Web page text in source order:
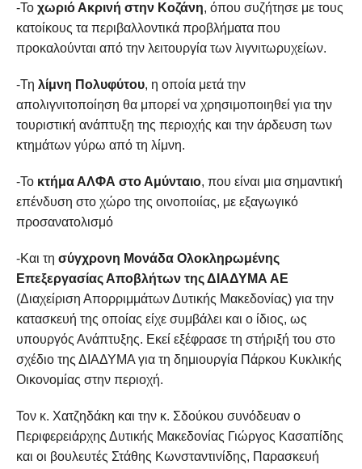
-Το χωριό Ακρινή στην Κοζάνη, όπου συζήτησε με τους
κατοίκους τα περιβαλλοντικά προβλήματα που
προκαλούνται από την λειτουργία των λιγνιτωρυχείων.
-Τη λίμνη Πολυφύτου, η οποία μετά την
απολιγνιτοποίηση θα μπορεί να χρησιμοποιηθεί για την
τουριστική ανάπτυξη της περιοχής και την άρδευση των
κτημάτων γύρω από τη λίμνη.
-Το κτήμα ΑΛΦΑ στο Αμύνταιο, που είναι μια σημαντική
επένδυση στο χώρο της οινοποιίας, με εξαγωγικό
προσανατολισμό
-Και τη σύγχρονη Μονάδα Ολοκληρωμένης
Επεξεργασίας Αποβλήτων της ΔΙΑΔΥΜΑ ΑΕ
(Διαχείριση Απορριμμάτων Δυτικής Μακεδονίας) για την
κατασκευή της οποίας είχε συμβάλει και ο ίδιος, ως
υπουργός Ανάπτυξης. Εκεί εξέφρασε τη στήριξή του στο
σχέδιο της ΔΙΑΔΥΜΑ για τη δημιουργία Πάρκου Κυκλικής
Οικονομίας στην περιοχή.
Τον κ. Χατζηδάκη και την κ. Σδούκου συνόδευαν ο
Περιφερειάρχης Δυτικής Μακεδονίας Γιώργος Κασαπίδης
και οι βουλευτές Στάθης Κωνσταντινίδης, Παρασκευή